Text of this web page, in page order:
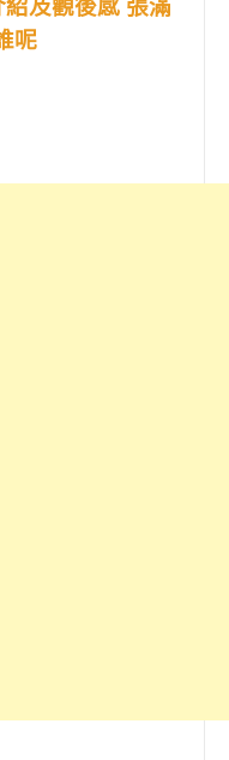
及觀後感 張滿
呢